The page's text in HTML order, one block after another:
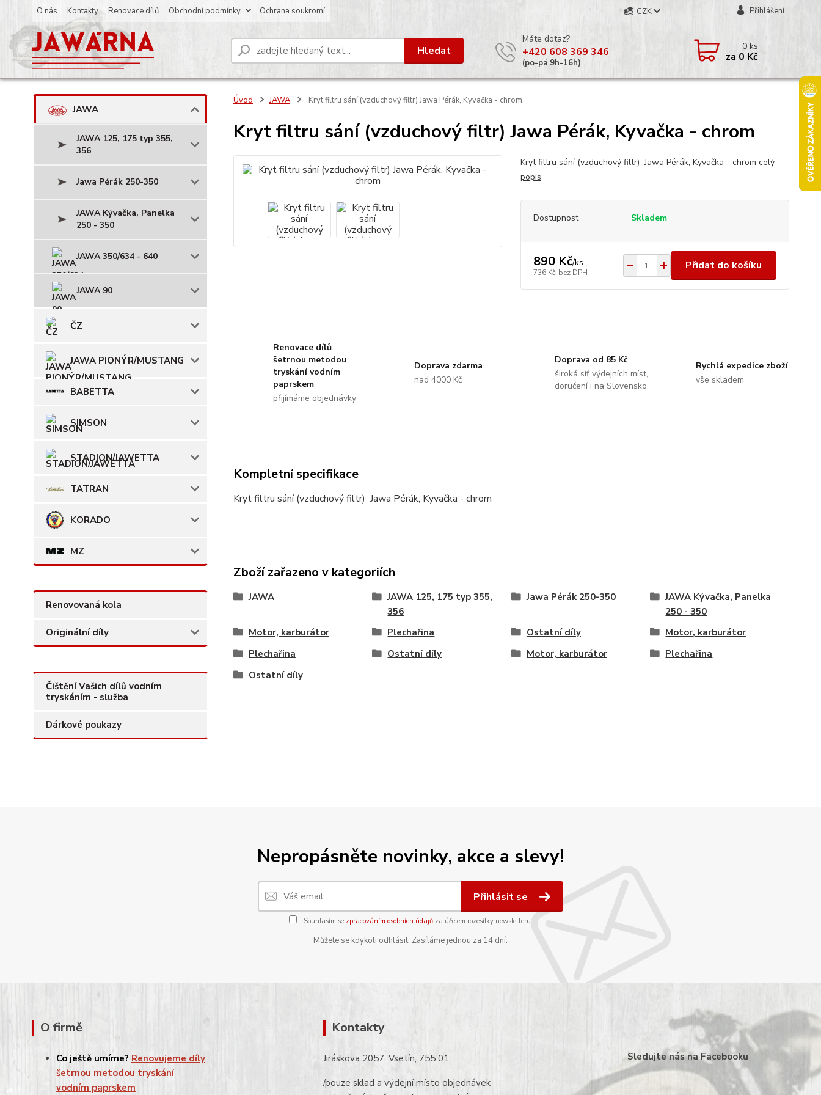
O nás Kontakty Renovace dílů Obchodní podmínky Ochrana soukromí CZK Přihlášení
Hledat
Máte dotaz?
+420 608 369 346
(po-pá 9h-16h)
0ks
za 0 Kč
JAWA
JAWA 125, 175 typ 355,
356
Jawa Pérák 250-350
JAWA Kývačka, Panelka
250 - 350
JAWA 350/634 - 640
JAWA 90
ČZ
JAWA PIONÝR/MUSTANG
BABETTA
SIMSON
STADION/JAWETTA
TATRAN
KORADO
MZ
Renovovaná kola
Originální díly
Čištění Vašich dílů vodním
tryskáním - služba
Dárkové poukazy
Úvod JAWA Kryt filtru sání (vzduchový filtr) Jawa Pérák, Kyvačka - chrom
Kryt filtru sání (vzduchový filtr) Jawa Pérák, Kyvačka - chrom
Kryt filtru sání (vzduchový filtr) Jawa Pérák, Kyvačka - chrom celý
popis
Dostupnost Skladem
890 Kč/ks
736 Kč bez DPH
Přidat do košíku
Renovace dílů
šetrnou metodou
tryskání vodním
paprskem
přijímáme objednávky
Doprava zdarma
nad 4000 Kč
Doprava od 85 Kč
široká síť výdejních míst,
doručení i na Slovensko
Rychlá expedice zboží
vše skladem
Kompletní specifikace
Kryt filtru sání (vzduchový filtr) Jawa Pérák, Kyvačka - chrom
Zboží zařazeno v kategoriích
JAWA
JAWA 125, 175 typ 355,
356
Jawa Pérák 250-350
JAWA Kývačka, Panelka
250 - 350
Motor, karburátor
Plechařina Ostatní díly
Motor, karburátor
Plechařina
Ostatní díly Motor, karburátor
Plechařina
Ostatní díly
Nepropásněte novinky, akce a slevy!
Přihlásit se
Souhlasím se zpracováním osobních údajůza účelem rozesílky newsletteru.
Můžete se kdykoli odhlásit. Zasíláme jednou za 14 dní.
O firmě
Co ještě umíme? Renovujeme díly
šetrnou metodou tryskání
vodním paprskem
Kontakty
Jiráskova 2057, Vsetín, 755 01
/pouze sklad a výdejní místo objednávek
Sledujte nás na Facebooku